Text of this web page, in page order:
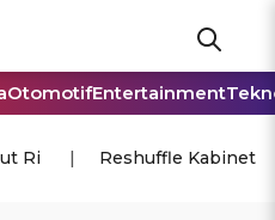
OtomotifEntertainment
Ri Reshuffle Kabinet